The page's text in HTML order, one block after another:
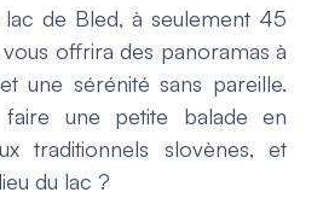
de Bled, à seulement 45
offrira des panoramas à
une sérénité sans pareille.
une petite balade en
traditionnels slovènes, et
du lac ?